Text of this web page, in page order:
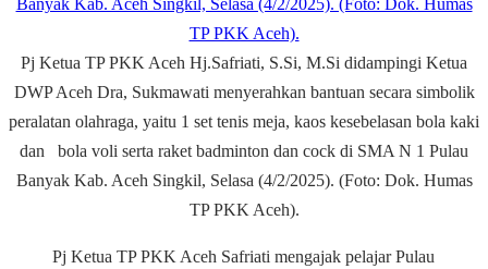
Pj Ketua TP PKK Aceh Hj.Safriati, S.Si, M.Si didampingi Ketua
DWP Aceh Dra, Sukmawati menyerahkan bantuan secara simbolik
peralatan olahraga, yaitu 1 set tenis meja, kaos kesebelasan bola kaki
dan bola voli serta raket badminton dan cock di SMA N 1 Pulau
Banyak Kab. Aceh Singkil, Selasa (4/2/2025). (Foto: Dok. Humas
TP PKK Aceh).
Pj Ketua TP PKK Aceh Safriati mengajak pelajar Pulau